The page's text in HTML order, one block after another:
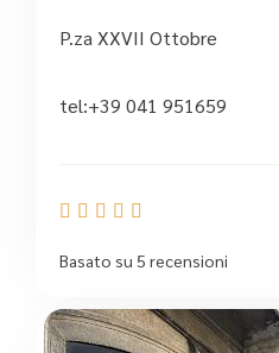
P.za XXVII Ottobre
tel:+39 041 951659
    
Basato su 5 recensioni